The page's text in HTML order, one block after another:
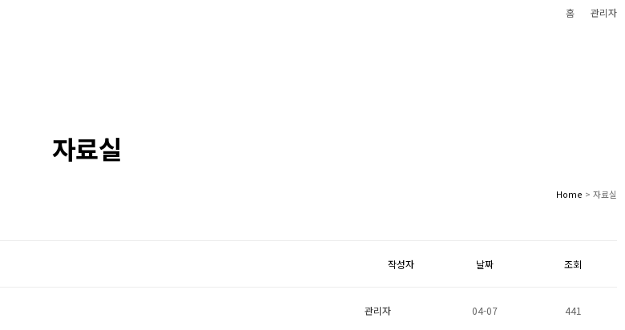
관리자
홈
자료실
Home > 자료실
작성자 날짜 조회
관리자 04-07 441